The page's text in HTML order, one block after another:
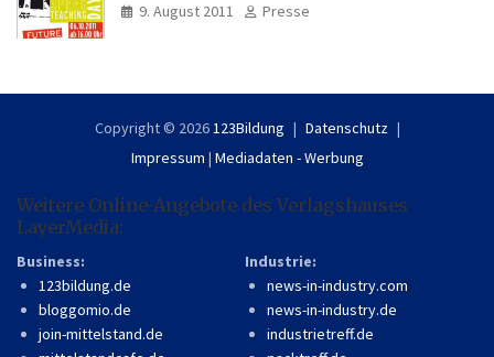
9. August 2011 Presse
Copyright © 2026123Bildung
Datenschutz
Impressum | Mediadaten - Werbung
Weitere Online-Angebote des Verlagshauses
LayerMedia:
Business:
123bildung.de
bloggomio.de
join-mittelstand.de
Industrie:
news-in-industry.com
news-in-industry.de
industrietreff.de